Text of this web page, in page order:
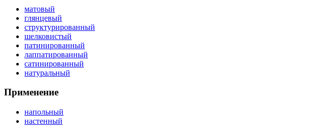
матовый
глянцевый
структурированный
шелковистый
патинированный
лаппатированный
сатинированный
натуральный
Применение
напольный
настенный